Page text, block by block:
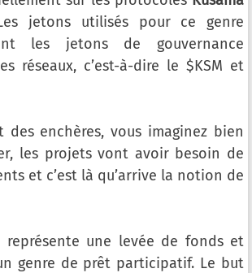
jetons utilisés pour ce genre
les jetons de gouvernance
réseaux, c’est-à-dire le $KSM et
des enchères, vous imaginez bien
les projets vont avoir besoin de
et c’est là qu’arrive la notion de
représente une levée de fonds et
genre de prêt participatif. Le but